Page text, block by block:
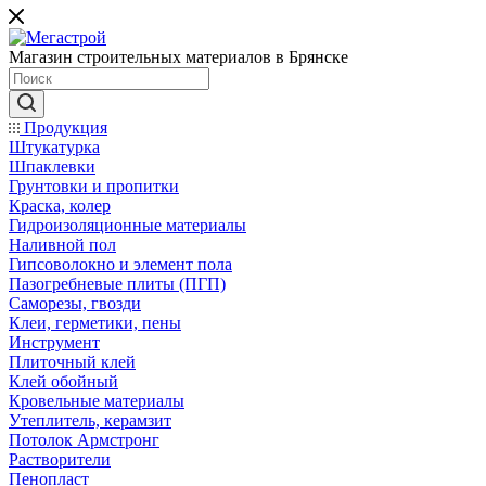
Магазин строительных материалов в Брянске
Продукция
Штукатурка
Шпаклевки
Грунтовки и пропитки
Краска, колер
Гидроизоляционные материалы
Наливной пол
Гипсоволокно и элемент пола
Пазогребневые плиты (ПГП)
Саморезы, гвозди
Клеи, герметики, пены
Инструмент
Плиточный клей
Клей обойный
Кровельные материалы
Утеплитель, керамзит
Потолок Армстронг
Растворители
Пенопласт